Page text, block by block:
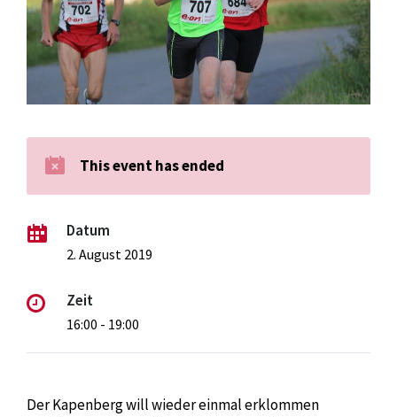
This event has ended
Datum
2. August 2019
Zeit
16:00 - 19:00
Der Kapenberg will wieder einmal erklommen